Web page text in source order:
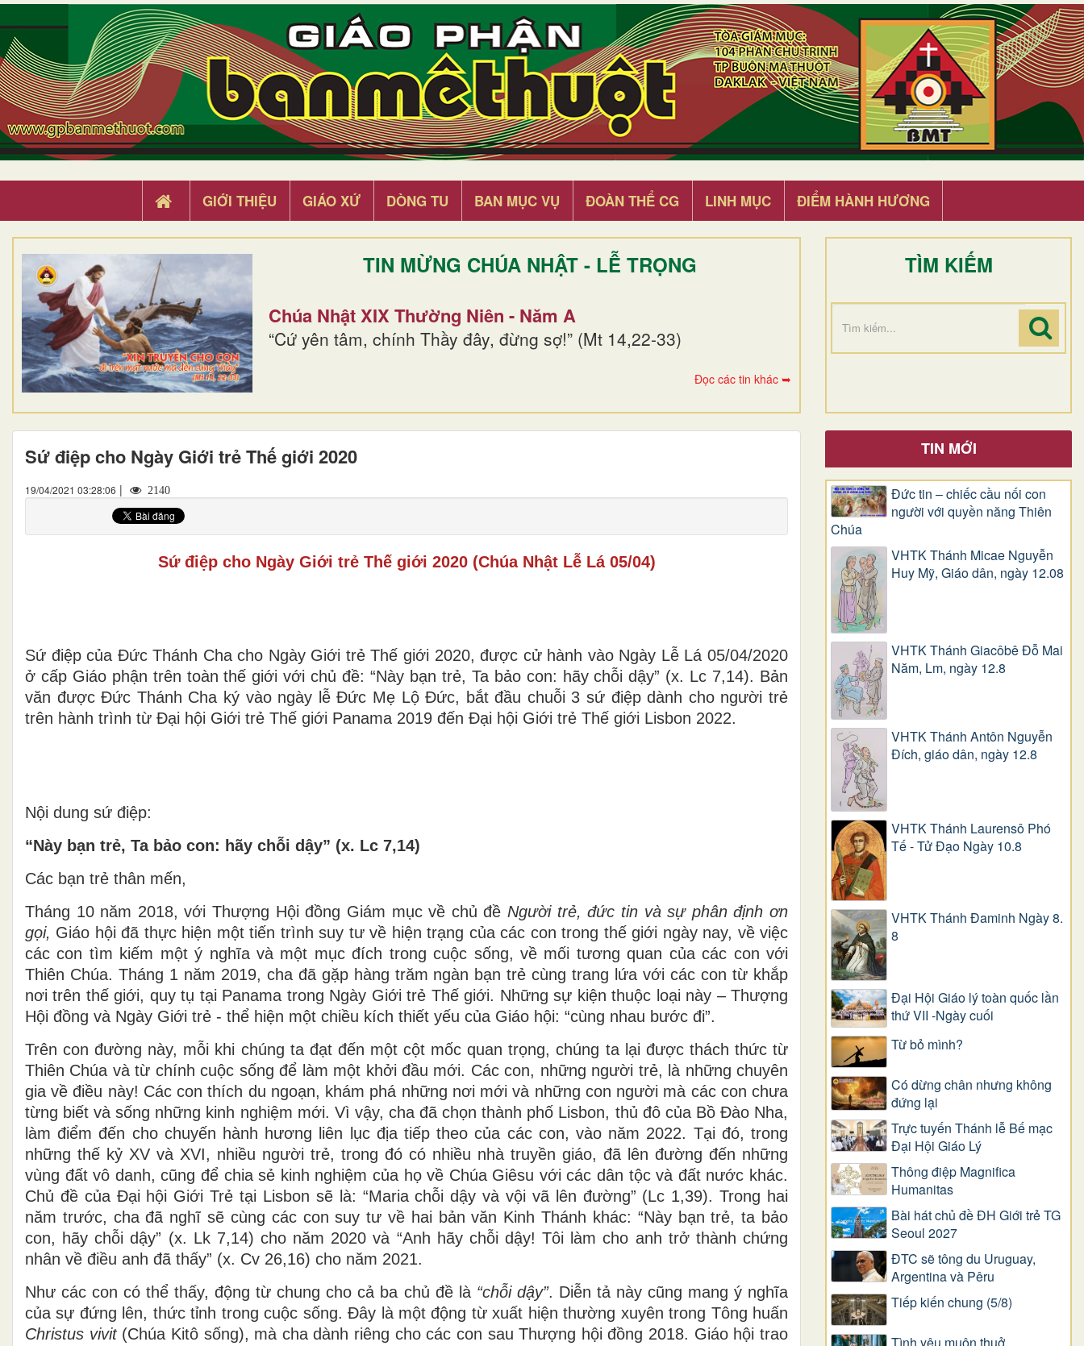
GIỚI THIỆU GIÁO XỨ DÒNG TU BAN MỤC VỤ ĐOÀN THỂ CG LINH MỤC ĐIỂM HÀNH HƯƠNG
TIN MỪNG CHÚA NHẬT - LỄ TRỌNG
Chúa Nhật XIX Thường Niên - Năm A
“Cứ yên tâm, chính Thầy đây, đừng sợ!” (Mt 14,22-33)
Đọc các tin khác ➥
TÌM KIẾM
Sứ điệp cho Ngày Giới trẻ Thế giới 2020
19/04/2021 03:28:06 | 2140
Sứ điệp cho Ngày Giới trẻ Thế giới 2020 (Chúa Nhật Lễ Lá 05/04)
Sứ điệp của Đức Thánh Cha cho Ngày Giới trẻ Thế giới 2020, được cử hành vào Ngày Lễ Lá 05/04/2020
ở cấp Giáo phận trên toàn thế giới với chủ đề: “Này bạn trẻ, Ta bảo con: hãy chỗi dậy” (x. Lc 7,14). Bản
văn được Đức Thánh Cha ký vào ngày lễ Đức Mẹ Lộ Đức, bắt đầu chuỗi 3 sứ điệp dành cho người trẻ
trên hành trình từ Đại hội Giới trẻ Thế giới Panama 2019 đến Đại hội Giới trẻ Thế giới Lisbon 2022.
Nội dung sứ điệp:
“Này bạn trẻ, Ta bảo con: hãy chỗi dậy” (x. Lc 7,14)
Các bạn trẻ thân mến,
Tháng 10 năm 2018, với Thượng Hội đồng Giám mục về chủ đề Người trẻ, đức tin và sự phân định ơn
gọi, Giáo hội đã thực hiện một tiến trình suy tư về hiện trạng của các con trong thế giới ngày nay, về việc
các con tìm kiếm một ý nghĩa và một mục đích trong cuộc sống, về mối tương quan của các con với
Thiên Chúa. Tháng 1 năm 2019, cha đã gặp hàng trăm ngàn bạn trẻ cùng trang lứa với các con từ khắp
nơi trên thế giới, quy tụ tại Panama trong Ngày Giới trẻ Thế giới. Những sự kiện thuộc loại này – Thượng
Hội đồng và Ngày Giới trẻ - thể hiện một chiều kích thiết yếu của Giáo hội: “cùng nhau bước đi”.
Trên con đường này, mỗi khi chúng ta đạt đến một cột mốc quan trọng, chúng ta lại được thách thức từ
Thiên Chúa và từ chính cuộc sống để làm một khởi đầu mới. Các con, những người trẻ, là những chuyên
gia về điều này! Các con thích du ngoạn, khám phá những nơi mới và những con người mà các con chưa
từng biết và sống những kinh nghiệm mới. Vì vậy, cha đã chọn thành phố Lisbon, thủ đô của Bồ Đào Nha,
làm điểm đến cho chuyến hành hương liên lục địa tiếp theo của các con, vào năm 2022. Tại đó, trong
những thế kỷ XV và XVI, nhiều người trẻ, trong đó có nhiều nhà truyền giáo, đã lên đường đến những
vùng đất vô danh, cũng để chia sẻ kinh nghiệm của họ về Chúa Giêsu với các dân tộc và đất nước khác.
Chủ đề của Đại hội Giới Trẻ tại Lisbon sẽ là: “Maria chỗi dậy và vội vã lên đường” (Lc 1,39). Trong hai
năm trước, cha đã nghĩ sẽ cùng các con suy tư về hai bản văn Kinh Thánh khác: “Này bạn trẻ, ta bảo
con, hãy chỗi dậy” (x. Lk 7,14) cho năm 2020 và “Anh hãy chỗi dậy! Tôi làm cho anh trở thành chứng
nhân về điều anh đã thấy” (x. Cv 26,16) cho năm 2021.
Như các con có thể thấy, động từ chung cho cả ba chủ đề là “chỗi dậy”. Diễn tả này cũng mang ý nghĩa
của sự đứng lên, thức tỉnh trong cuộc sống. Đây là một động từ xuất hiện thường xuyên trong Tông huấn
Christus vivit(Chúa Kitô sống), mà cha dành riêng cho các con sau Thượng hội đồng 2018. Giáo hội trao
TIN MỚI
Đức tin – chiếc cầu nối con
người với quyền năng Thiên
Chúa
VHTK Thánh Micae Nguyễn
Huy Mỹ, Giáo dân, ngày 12.08
VHTK Thánh Giacôbê Ðỗ Mai
Năm, Lm, ngày 12.8
VHTK Thánh Antôn Nguyễn
Ðích, giáo dân, ngày 12.8
VHTK Thánh Laurensô Phó
Tế - Tử Đạo Ngày 10.8
VHTK Thánh Đaminh Ngày 8.
8
Đại Hội Giáo lý toàn quốc lần
thứ VII -Ngày cuối
Từ bỏ mình?
Có dừng chân nhưng không
đứng lại
Trực tuyến Thánh lễ Bế mạc
Đại Hội Giáo Lý
Thông điệp Magnifica
Humanitas
Bài hát chủ đề ĐH Giới trẻ TG
Seoul 2027
ĐTC sẽ tông du Uruguay,
Argentina và Pêru
Tiếp kiến chung (5/8)